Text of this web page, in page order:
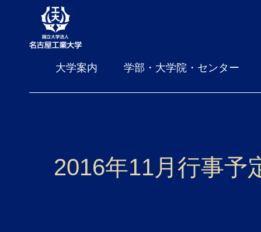
大学案内 学部・大学院・センター
2016年11月行事予